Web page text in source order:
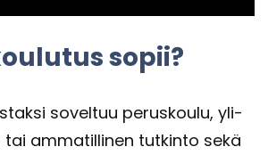
sopii?
so­vel­tuu pe­rus­kou­lu, yli­
am­ma­til­li­nen tut­kin­to sekä